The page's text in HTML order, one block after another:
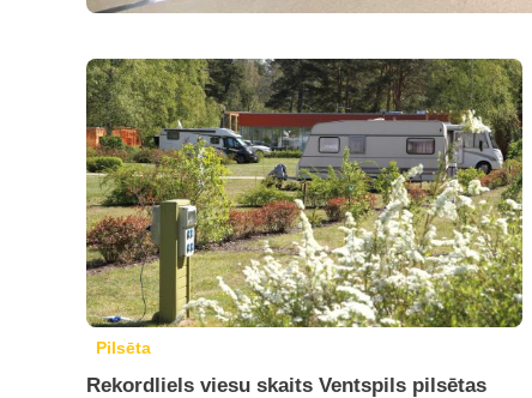
Pilsēta
Rekordliels viesu skaits Ventspils pilsētas